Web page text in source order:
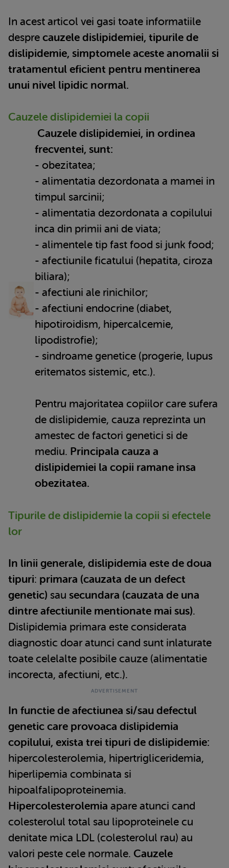
In acest articol vei gasi toate informatiile
despre cauzele dislipidemiei, tipurile de
dislipidemie, simptomele aceste anomalii si
tratamentul eficient pentru mentinerea
unui nivel lipidic normal.
Cauzele dislipidemiei la copii
Cauzele dislipidemiei, in ordinea
frecventei, sunt:
- obezitatea;
- alimentatia dezordonata a mamei in
timpul sarcinii;
- alimentatia dezordonata a copilului
inca din primii ani de viata;
- alimentele tip fast food si junk food;
- afectiunile ficatului (hepatita, ciroza
biliara);
- afectiuni ale rinichilor;
- afectiuni endocrine (diabet,
hipotiroidism, hipercalcemie,
lipodistrofie);
- sindroame genetice (progerie, lupus
eritematos sistemic, etc.).
Pentru majoritatea copiilor care sufera
de dislipidemie, cauza reprezinta un
amestec de factori genetici si de
mediu. Principala cauza a
dislipidemiei la copii ramane insa
obezitatea.
Tipurile de dislipidemie la copii si efectele
lor
In linii generale, dislipidemia este de doua
tipuri: primara (cauzata de un defect
genetic) sau secundara (cauzata de una
dintre afectiunile mentionate mai sus).
Dislipidemia primara este considerata
diagnostic doar atunci cand sunt inlaturate
toate celelalte posibile cauze (alimentatie
incorecta, afectiuni, etc.).
In functie de afectiunea si/sau defectul
genetic care provoaca dislipidemia
copilului, exista trei tipuri de dislipidemie:
hipercolesterolemia, hipertrigliceridemia,
hiperlipemia combinata si
hipoalfalipoproteinemia.
Hipercolesterolemia apare atunci cand
colesterolul total sau lipoproteinele cu
denitate mica LDL (colesterolul rau) au
valori peste cele normale. Cauzele